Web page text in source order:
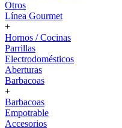
Otros
Línea Gourmet
+
Hornos / Cocinas
Parrillas
Electrodomésticos
Aberturas
Barbacoas
+
Barbacoas
Empotrable
Accesorios